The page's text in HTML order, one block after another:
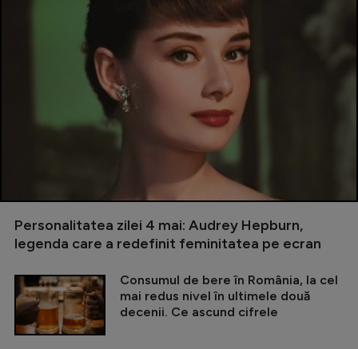
Personalitatea zilei 4 mai: Audrey Hepburn,
legenda care a redefinit feminitatea pe ecran
Consumul de bere în România, la cel
mai redus nivel în ultimele două
decenii. Ce ascund cifrele